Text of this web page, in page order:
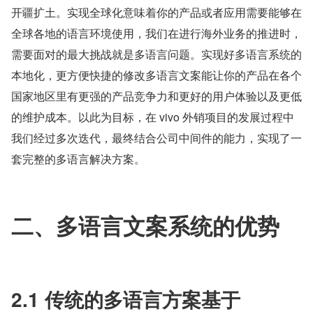
开疆扩土。实现全球化意味着你的产品或者应用需要能够在
全球各地的语言环境使用，我们在进行海外业务的推进时，
需要面对的最大挑战就是多语言问题。实现好多语言系统的
本地化，更方便快捷的修改多语言文案能让你的产品在各个
国家地区里有更强的产品竞争力和更好的用户体验以及更低
的维护成本。以此为目标，在 vivo 外销项目的发展过程中
我们经过多次迭代，最终结合公司中间件的能力，实现了一
套完整的多语言解决方案。
二、多语言文案系统的优势
2.1 传统的多语言方案基于